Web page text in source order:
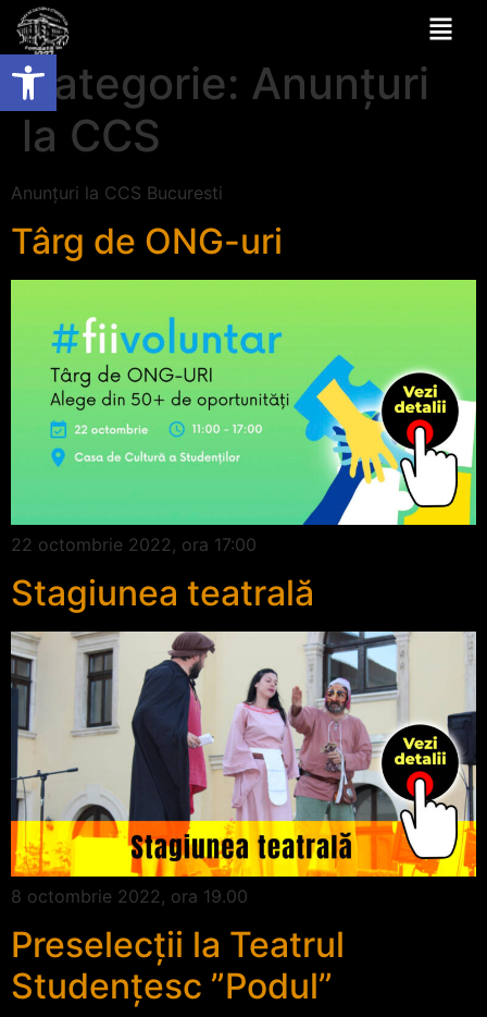
Deschide bara de unelte
Categorie: Anunțuri
la CCS
Anunțuri la CCS Bucuresti
Târg de ONG-uri
22 octombrie 2022, ora 17:00
Stagiunea teatrală
8 octombrie 2022, ora 19.00
Preselecții la Teatrul
Studențesc ”Podul”